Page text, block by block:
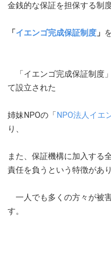
金銭的な保証を担保する制
「 イエンゴ完成保証制度 」
「イエンゴ完成保証制度
て設立された
姉妹NPOの「 NPO法人イエ
り、
また、保証機構に加入する
責任を負うという特徴があ
一人でも多くの方々が被
す。